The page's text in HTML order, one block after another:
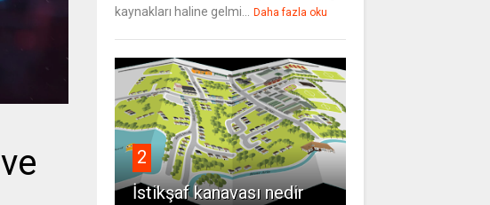
kaynakları haline gelmi...
Daha fazla oku
2
İstikşaf kanavası nedir